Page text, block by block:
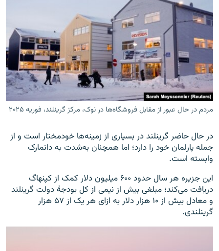
مردم در حال عبور از مقابل فروشگاه‌ها در نوک، مرکز گرینلند، فوریه ۲۰۲۵
در حال حاضر گرینلند در بسیاری از زمینه‌ها خودمختار است و از
جمله پارلمان خود را دارد؛ اما همچنان به‌شدت به دانمارک
وابسته است.
این جزیره هر سال حدود ۶۰۰ میلیون دلار کمک از کپنهاگ
دریافت می‌کند؛ مبلغی بیش از نیمی از کل بودجۀ دولت گرینلند
و معادل بیش از ۱۰ هزار دلار به ازای هر یک از ۵۷ هزار
گرینلندی.